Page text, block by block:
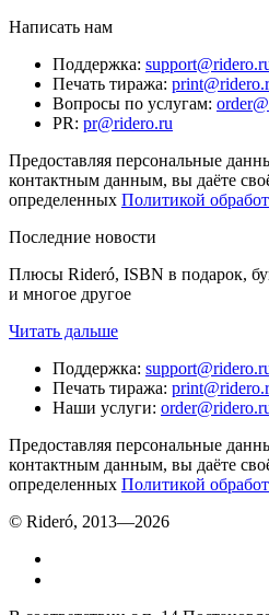
Написать нам
Поддержка:
Печать тиража:
Вопросы по услугам:
PR: pr@ridero.ru
Предоставляя персональные
контактным данным, вы даёте
определенных Политикой
Последние новости
Плюсы Rideró, ISBN в подарок,
и многое другое
Читать дальше
Поддержка:
Печать тиража:
Наши услуги:
Предоставляя персональные
контактным данным, вы даёте
определенных Политикой
© Rideró, 2013—2026